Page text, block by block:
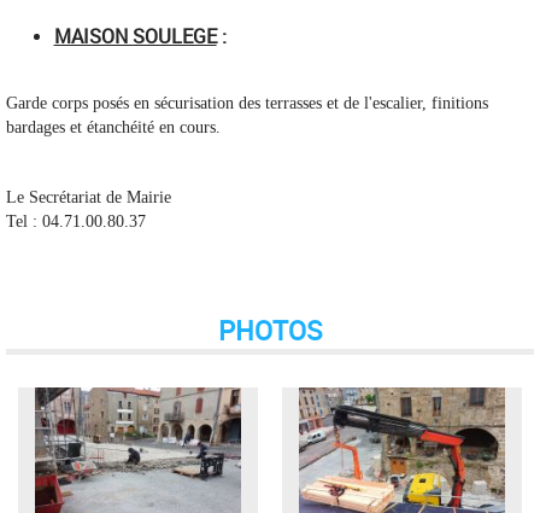
MAISON SOULEGE:
Garde corps posés en sécurisation des terrasses et de l'escalier, finitions
bardages et étanchéité en cours.
Le Secrétariat de Mairie
Tel : 04.71.00.80.37
PHOTOS